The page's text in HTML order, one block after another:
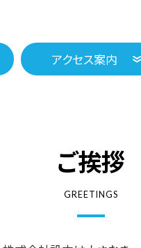
アクセス案内
ご挨拶
GREETINGS